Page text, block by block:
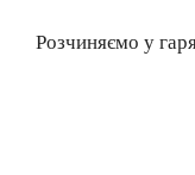
Розчиняємо у